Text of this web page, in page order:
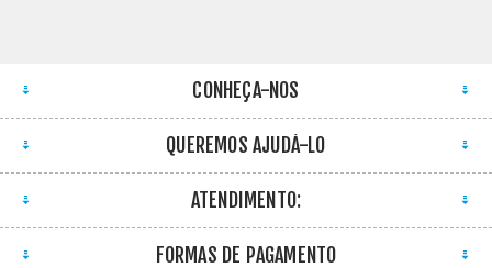
CONHEÇA-NOS
QUEREMOS AJUDÁ-LO
ATENDIMENTO:
FORMAS DE PAGAMENTO